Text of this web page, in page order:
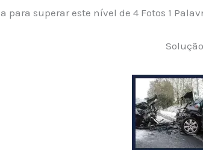
para superar este nível de 4 Fotos 1